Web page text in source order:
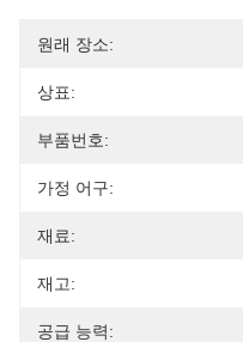
원래 장소:
상표:
부품번호:
가정 어구:
재료:
재고:
공급 능력: